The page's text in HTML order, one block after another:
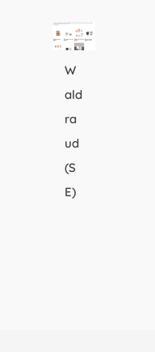
W
ald
ra
ud
(S
E)